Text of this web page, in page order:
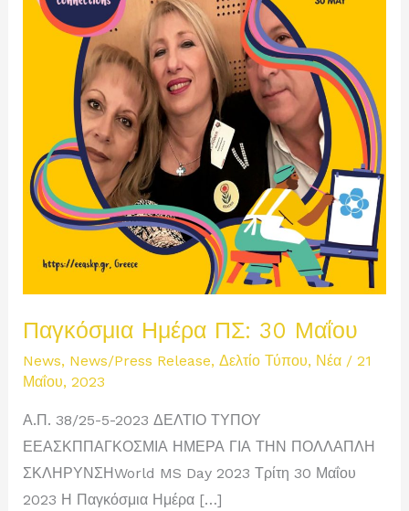
Παγκόσμια Ημέρα ΠΣ: 30 Μαΐου
News, News/Press Release, Δελτίο Τύπου, Νέα/ 21
Μαΐου, 2023
Α.Π. 38/25-5-2023 ΔΕΛΤΙΟ ΤΥΠΟΥ
ΕΕΑΣΚΠΠΑΓΚΟΣΜΙΑ ΗΜΕΡΑ ΓΙΑ ΤΗΝ ΠΟΛΛΑΠΛΗ
ΣΚΛΗΡΥΝΣΗWorld MS Day 2023 Τρίτη 30 Μαΐου
2023 Η Παγκόσμια Ημέρα […]